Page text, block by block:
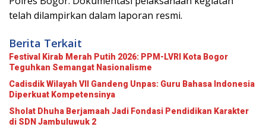
telah dilampirkan dalam laporan resmi.
Berita Terkait
Festival Kirab Merah Putih 2026: PPM-LVRI Kota Bogor
Teguhkan Semangat Nasionalisme
Cadisdik Wilayah VII Gandeng Unpas: Guru Bahasa Indonesia
Diperkuat Kompetensinya
Sholat Dhuha Berjamaah Jadi Fondasi Pendidikan Karakter
di SDN Jambuluwuk 2